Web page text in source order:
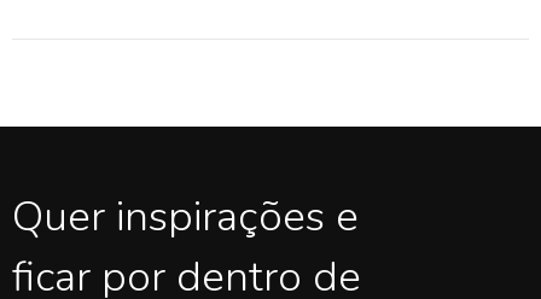
Quer inspirações e
ficar por dentro de